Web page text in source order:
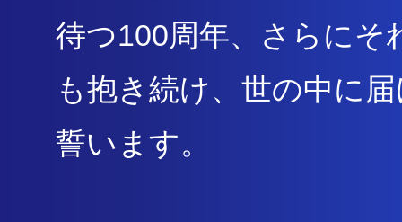
待つ100周年、
さらにそ
も抱き続け、世の中に
誓います。